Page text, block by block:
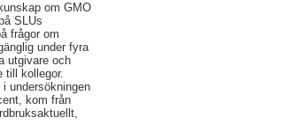
om GMO
SLUs
frågor om
under fyra
utgivare och
till kollegor.
undersökningen
kom från